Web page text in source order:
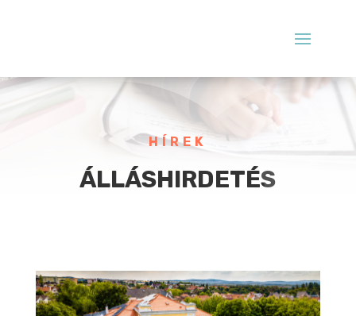
HÍREK
ÁLLÁSHIRDETÉS